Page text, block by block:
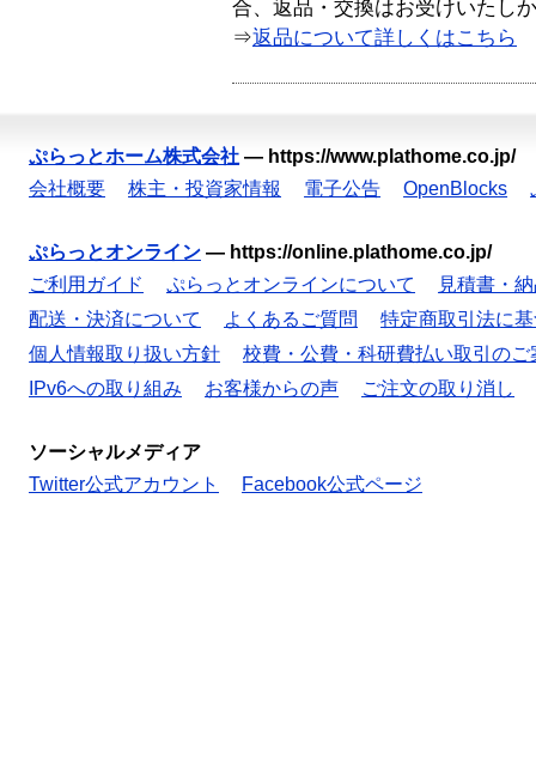
合、返品・交換はお受けいたし
⇒返品について詳しくはこちら
ぷらっとホーム株式会社 — https://www.plathome.co.jp/
会社概要
株主・投資家情報 電子公告 OpenBlocks
ぷらっとオンライン — https://online.plathome.co.jp/
ご利用ガイド
ぷらっとオンラインについて
見積書・
配送・決済について
よくあるご質問
特定商取引法に
個人情報取り扱い方針
校費・公費・科研費払い取引のご
IPv6への取り組み
お客様からの声 ご注文の取り消し
ソーシャルメディア
Twitter公式アカウント
Facebook公式ページ